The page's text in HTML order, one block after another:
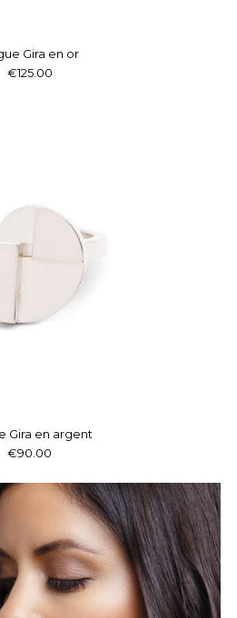
Gira en or
€125.00
Gira en argent
€90.00